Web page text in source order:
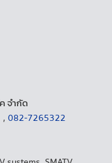
จำกัด
, 082-7265322